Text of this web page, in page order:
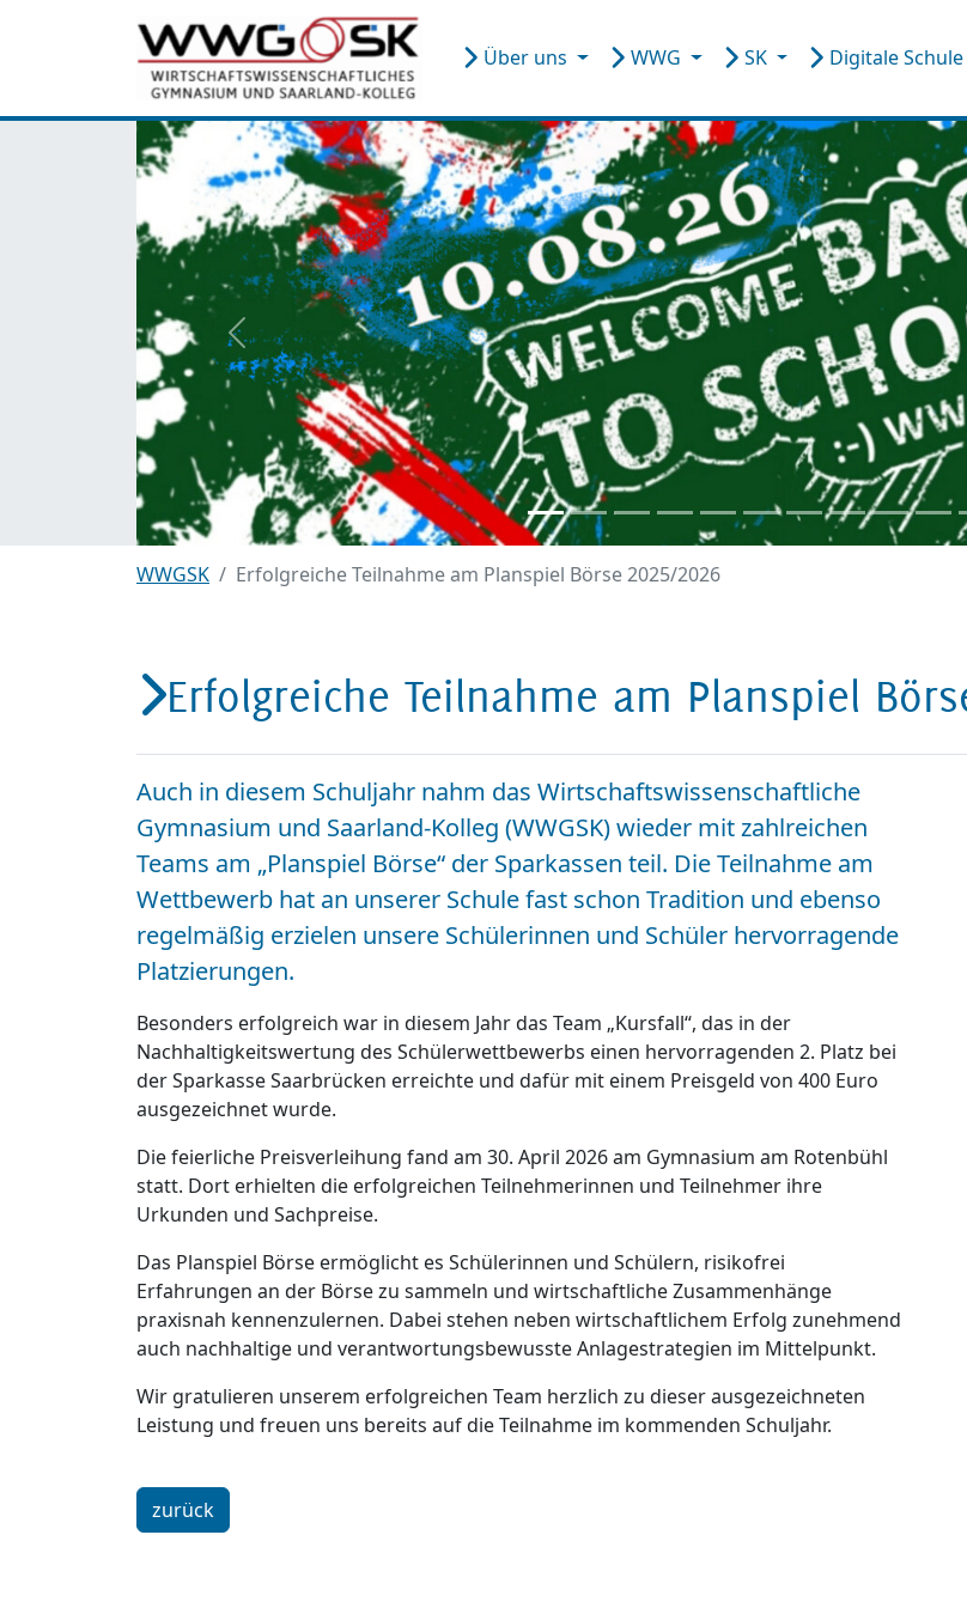
Über uns WWG SK Digitale Schule
zurück
WWGSK Erfolgreiche Teilnahme am Planspiel Börse 2025/2026
Erfolgreiche Teilnahme am Planspiel
Auch in diesem Schuljahr nahm das Wirtschaftswissenschaftliche
Gymnasium und Saarland-Kolleg (WWGSK) wieder mit zahlreichen
Teams am „Planspiel Börse“ der Sparkassen teil. Die Teilnahme am
Wettbewerb hat an unserer Schule fast schon Tradition und ebenso
regelmäßig erzielen unsere Schülerinnen und Schüler hervorragende
Platzierungen.
Besonders erfolgreich war in diesem Jahr das Team „Kursfall“, das in der
Nachhaltigkeitswertung des Schülerwettbewerbs einen hervorragenden 2. Platz bei
der Sparkasse Saarbrücken erreichte und dafür mit einem Preisgeld von 400 Euro
ausgezeichnet wurde.
Die feierliche Preisverleihung fand am 30. April 2026 am Gymnasium am Rotenbühl
statt. Dort erhielten die erfolgreichen Teilnehmerinnen und Teilnehmer ihre
Urkunden und Sachpreise.
Das Planspiel Börse ermöglicht es Schülerinnen und Schülern, risikofrei
Erfahrungen an der Börse zu sammeln und wirtschaftliche Zusammenhänge
praxisnah kennenzulernen. Dabei stehen neben wirtschaftlichem Erfolg zunehmend
auch nachhaltige und verantwortungsbewusste Anlagestrategien im Mittelpunkt.
Wir gratulieren unserem erfolgreichen Team herzlich zu dieser ausgezeichneten
Leistung und freuen uns bereits auf die Teilnahme im kommenden Schuljahr.
zurück